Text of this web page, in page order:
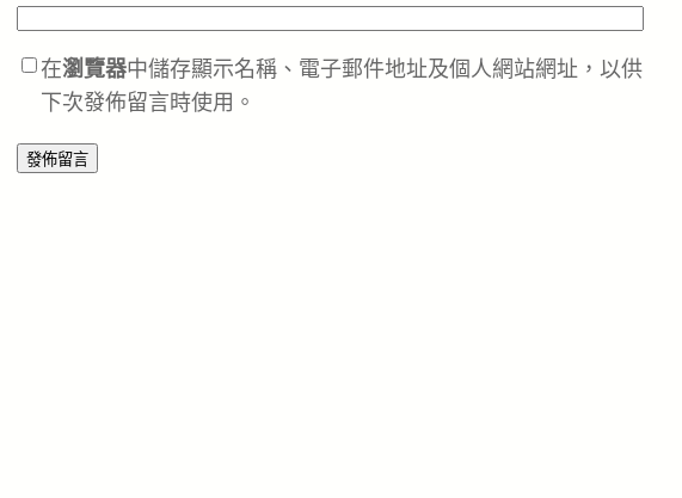
在瀏覽器中儲存顯示名稱、電子郵件地址及個人網站網址，以供
下次發佈留言時使用。